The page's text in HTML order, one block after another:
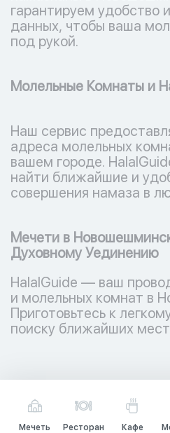
гарантируем удобство
данных, чтобы ваша
под рукой.
Молельные Комнаты и
Наш сервис
адреса молельных
вашем городе.
найти ближайшие и
совершения намаза в
Мечети в
Духовному Уединению
HalalGuide — ваш
и молельных комнат в
Приготовьтесь к
поиску ближайших
Мечеть Ресторан Кафе